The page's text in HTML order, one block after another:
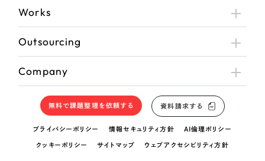
Works
Outsourcing
Company
無料で課題整理を依頼する 資料請求する
プライバシーポリシー 情報セキュリティ方針 AI倫理ポリシー
クッキーポリシー サイトマップ ウェブアクセシビリティ方針